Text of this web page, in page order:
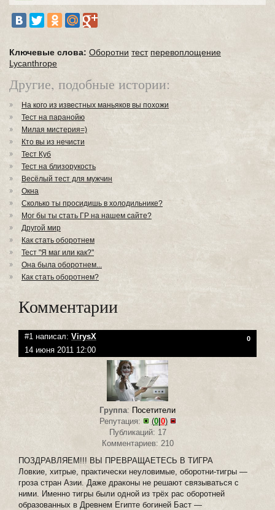
Ключевые слова: Оборотни тест перевоплощение
Lycanthrope
Другие, подобные истории:
На кого из известных маньяков вы похожи
Тест на паранойю
Милая мистерия=)
Кто вы из нечисти
Тест Куб
Тест на близорукость
Весёлый тест для мужчин
Окна
Сколько ты просидишь в холодильнике?
Мог бы ты стать ГР на нашем сайте?
Другой мир
Как стать оборотнем
Тест "Я маг или как?"
Она была оборотнем...
Как стать оборотнем?
Комментарии
#1 написал: VirysX 0
14 июня 2011 12:00
Группа: Посетители
Репутация:
(0|0)
Публикаций: 17
Комментариев: 210
ПОЗДРАВЛЯЕМ!!! ВЫ ПРЕВРАЩАЕТЕСЬ В ТИГРА
Ловкие, хитрые, практически неуловимые, оборотни-тигры —
гроза стран Азии. Даже драконы не решают связываться с
ними. Именно тигры были одной из трёх рас оборотней
образованных в Древнем Египте богиней Баст —